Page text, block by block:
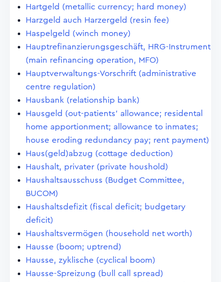
Hartgeld (metallic currency; hard money)
Harzgeld auch Harzergeld (resin fee)
Haspelgeld (winch money)
Hauptrefinanzierungsgeschäft, HRG-Instrument
(main refinancing operation, MFO)
Hauptverwaltungs-Vorschrift (administrative
centre regulation)
Hausbank (relationship bank)
Hausgeld (out-patients' allowance; residental
home apportionment; allowance to inmates;
house eroding redundancy pay; rent payment)
Haus(geld)abzug (cottage deduction)
Haushalt, privater (private houshold)
Haushaltsausschuss (Budget Committee,
BUCOM)
Haushaltsdefizit (fiscal deficit; budgetary
deficit)
Haushaltsvermögen (household net worth)
Hausse (boom; uptrend)
Hausse, zyklische (cyclical boom)
Hausse-Spreizung (bull call spread)